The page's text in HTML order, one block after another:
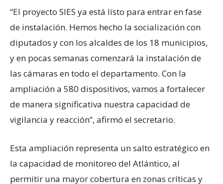
“El proyecto SIES ya está listo para entrar en fase
de instalación. Hemos hecho la socialización con
diputados y con los alcaldes de los 18 municipios,
y en pocas semanas comenzará la instalación de
las cámaras en todo el departamento. Con la
ampliación a 580 dispositivos, vamos a fortalecer
de manera significativa nuestra capacidad de
vigilancia y reacción”, afirmó el secretario.
Esta ampliación representa un salto estratégico en
la capacidad de monitoreo del Atlántico, al
permitir una mayor cobertura en zonas críticas y